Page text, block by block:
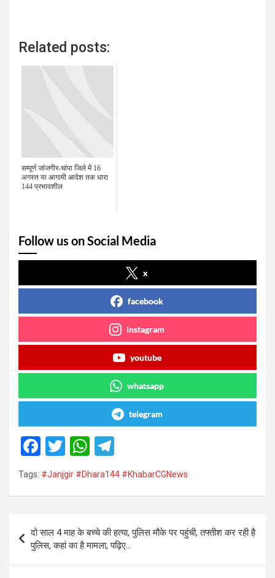
Related posts:
सम्पूर्ण जांजगीर-चांपा जिले में 16
अगस्त या आगामी आदेश तक धारा
144 प्रभावशील
Follow us on Social Media
x
facebook
instagram
youtube
whatsapp
telegram
F
a
ce
o
o
k
T
wi
tt
W
at
A
p
p
el
e
a
m
Tags: #Janjgir #Dhara144 #KhabarCGNews
Post
navigation
दो साल 4 माह के बच्चे की हत्या, पुलिस मौके पर पहुंची, तफ्तीश कर रही है
पुलिस, कहां का है मामला, पढ़िए…